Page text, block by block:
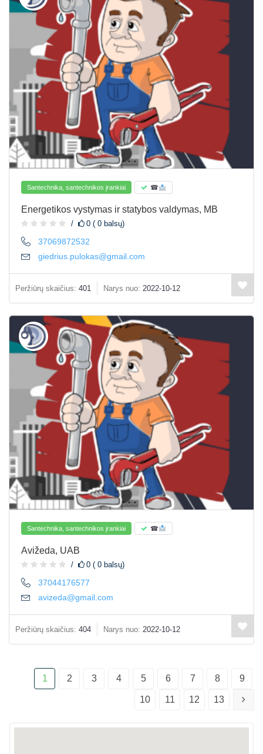
Santechnika, santechnikos įrankiai ☎
Energetikos vystymas ir statybos valdymas, MB
0 ( 0 balsų)
37069872532
giedrius.pulokas@gmail.com
Peržiūrų skaičius: 401 Narys nuo: 2022-10-12
Santechnika, santechnikos įrankiai ☎
Avižeda, UAB
0 ( 0 balsų)
37044176577
avizeda@gmail.com
Peržiūrų skaičius: 404 Narys nuo: 2022-10-12
1 2 3 4 5 6 7 8 9
10 11 12 13